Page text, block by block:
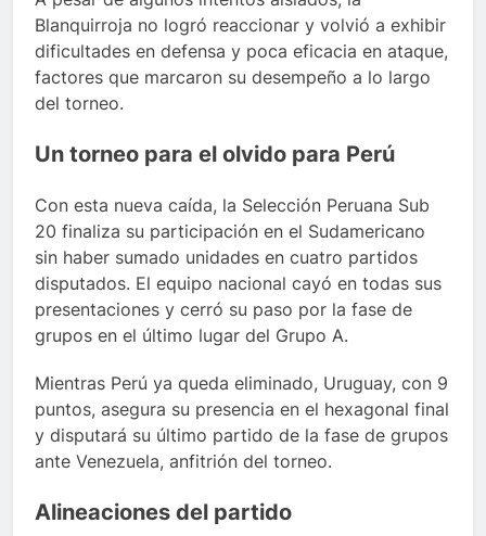
Blanquirroja no logró reaccionar y volvió a exhibir
dificultades en defensa y poca eficacia en ataque,
factores que marcaron su desempeño a lo largo
del torneo.
Un torneo para el olvido para Perú
Con esta nueva caída, la Selección Peruana Sub
20 finaliza su participación en el Sudamericano
sin haber sumado unidades en cuatro partidos
disputados. El equipo nacional cayó en todas sus
presentaciones y cerró su paso por la fase de
grupos en el último lugar del Grupo A.
Mientras Perú ya queda eliminado, Uruguay, con 9
puntos, asegura su presencia en el hexagonal final
y disputará su último partido de la fase de grupos
ante Venezuela, anfitrión del torneo.
Alineaciones del partido